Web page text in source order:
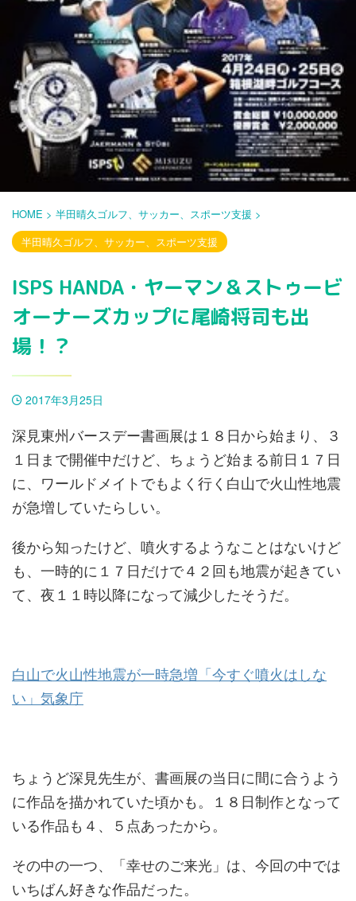
HOME > 半田晴久ゴルフ、サッカー、スポーツ支援 >
半田晴久ゴルフ、サッカー、スポーツ支援
ISPS HANDA・ヤーマン＆ストゥービ
オーナーズカップに尾崎将司も出
場！？
2017年3月25日
深見東州バースデー書画展は１８日から始まり、３
１日まで開催中だけど、ちょうど始まる前日１７日
に、ワールドメイトでもよく行く白山で火山性地震
が急増していたらしい。
後から知ったけど、噴火するようなことはないけど
も、一時的に１７日だけで４２回も地震が起きてい
て、夜１１時以降になって減少したそうだ。
白山で火山性地震が一時急増「今すぐ噴火はしな
い」気象庁
ちょうど深見先生が、書画展の当日に間に合うよう
に作品を描かれていた頃かも。１８日制作となって
いる作品も４、５点あったから。
その中の一つ、「幸せのご来光」は、今回の中では
いちばん好きな作品だった。